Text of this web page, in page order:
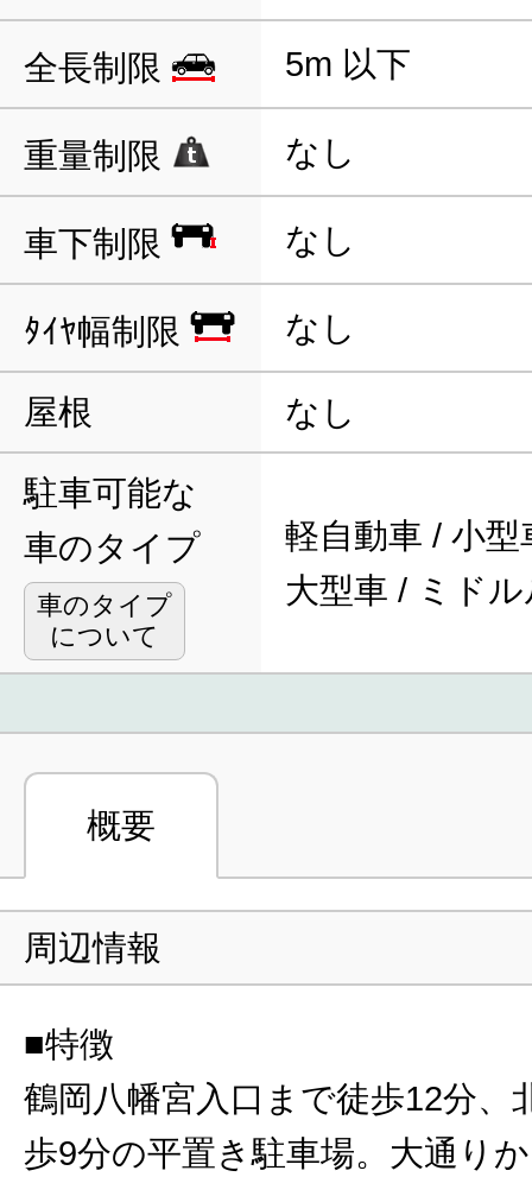
全長制限 5m 以下
重量制限 なし
車下制限 なし
ﾀｲﾔ幅制限 なし
屋根 なし
駐車可能な
車のタイプ
車のタイプ
について
軽自動車 / 小型
大型車 / ミド
概要
周辺情報
■特徴
鶴岡八幡宮入口まで徒歩12分、
歩9分の平置き駐車場。大通り